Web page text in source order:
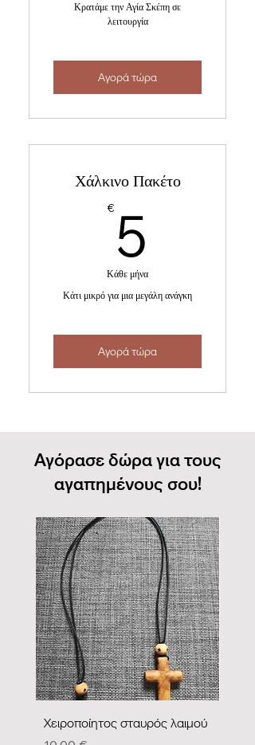
Κρατάμε την Αγία Σκέπη σε
λειτουργία
Αγορά τώρα
Χάλκινο Πακέτο
€ 5
Κάθε μήνα
Κάτι μικρό για μια μεγάλη ανάγκη
Αγορά τώρα
Αγόρασε δώρα για τους
αγαπημένους σου!
Χειροποίητος σταυρός λαιμού